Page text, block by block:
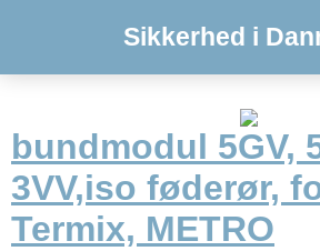
Sikkerhed i
bundmodul 5GV,
3VV,iso føderør,
Termix, METRO